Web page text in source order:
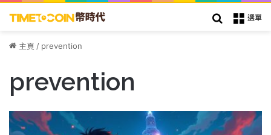
選單
搜索
主頁 / prevention
prevention